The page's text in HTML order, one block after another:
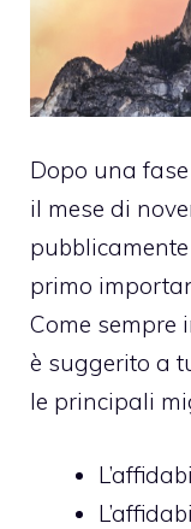
Dopo una
il mese di
pubblicamente
primo
Come sempre
è suggerito a
le principali